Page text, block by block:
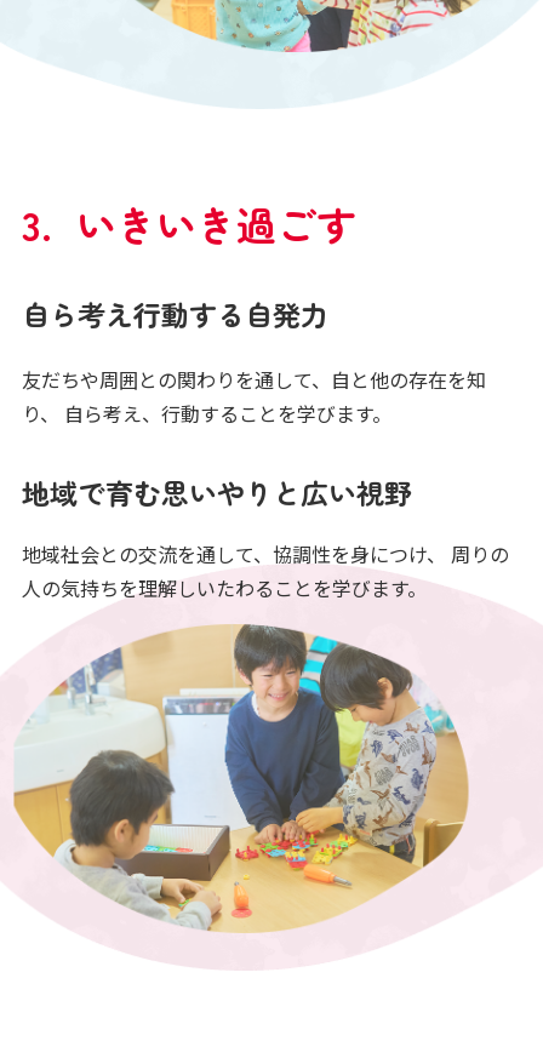
いきいき過ごす
自ら考え行動する自発力
友だちや周囲との関わりを通して、自と他の存在を知
り、
自ら考え、行動することを学びます。
地域で育む思いやりと広い視野
地域社会との交流を通して、協調性を身につけ、 周りの
人の気持ちを理解しいたわることを学びます。